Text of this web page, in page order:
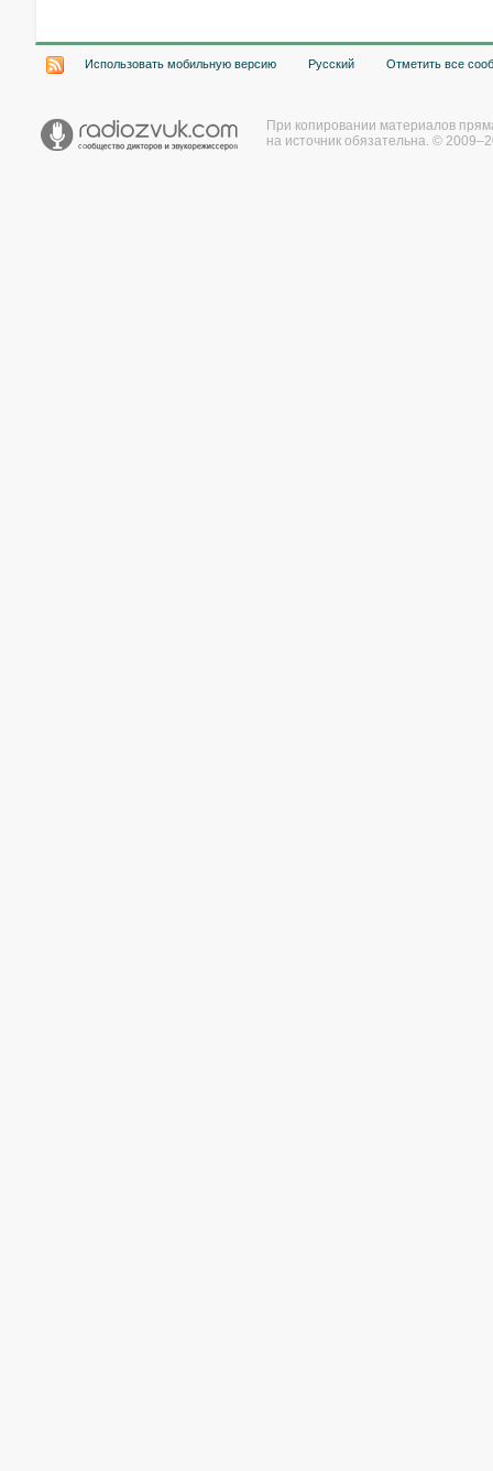
Использовать мобильную версию Русский Отметить все
При копировании материалов
на источник обязательна. ©